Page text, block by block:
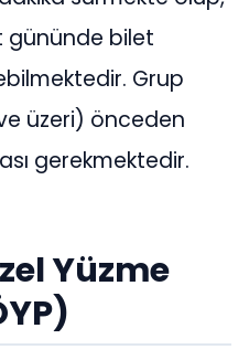
gününde bilet
Grup
üzeri) önceden
gerekmektedir.
Yüzme